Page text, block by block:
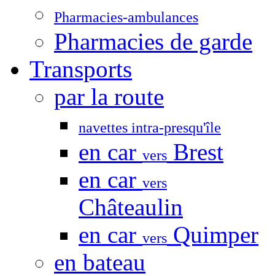
Pharmacies-ambulances
Pharmacies de garde
Transports
par la route
navettes intra-presqu'île
en car vers Brest
en car vers
Châteaulin
en car vers Quimper
en bateau